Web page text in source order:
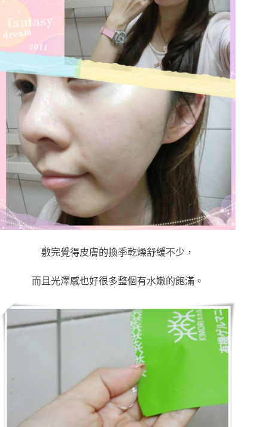
敷完覺得皮膚的換季乾燥舒緩不少，
而且光澤感也好很多整個有水嫩的飽滿。